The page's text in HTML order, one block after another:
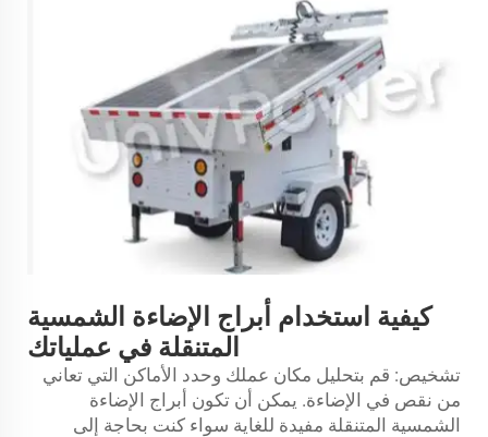
كيفية استخدام أبراج الإضاءة الشمسية
المتنقلة في عملياتك
تشخيص: قم بتحليل مكان عملك وحدد الأماكن التي تعاني
من نقص في الإضاءة. يمكن أن تكون أبراج الإضاءة
الشمسية المتنقلة مفيدة للغاية سواء كنت بحاجة إلى